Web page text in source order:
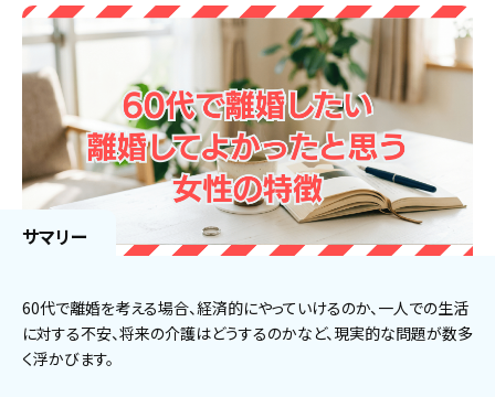
サマリー
60代で離婚を考える場合、経済的にやっていけるのか、一人での生活
に対する不安、将来の介護はどうするのかなど、現実的な問題が数多
く浮かびます。